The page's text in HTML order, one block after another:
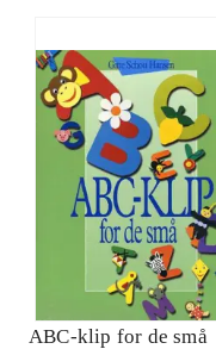
ABC-klip for de små